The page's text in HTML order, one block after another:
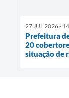
27 JUL 2026 -
Prefeitura
20
situação de